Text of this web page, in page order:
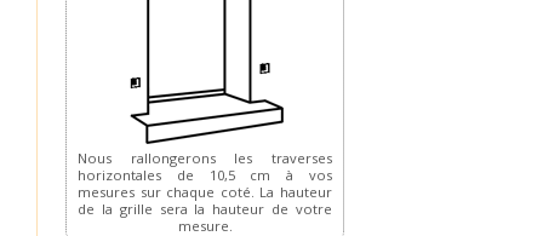
Nous rallongerons les traverses
horizontales de 10,5 cm à vos
mesures sur chaque coté. La hauteur
de la grille sera la hauteur de votre
mesure.